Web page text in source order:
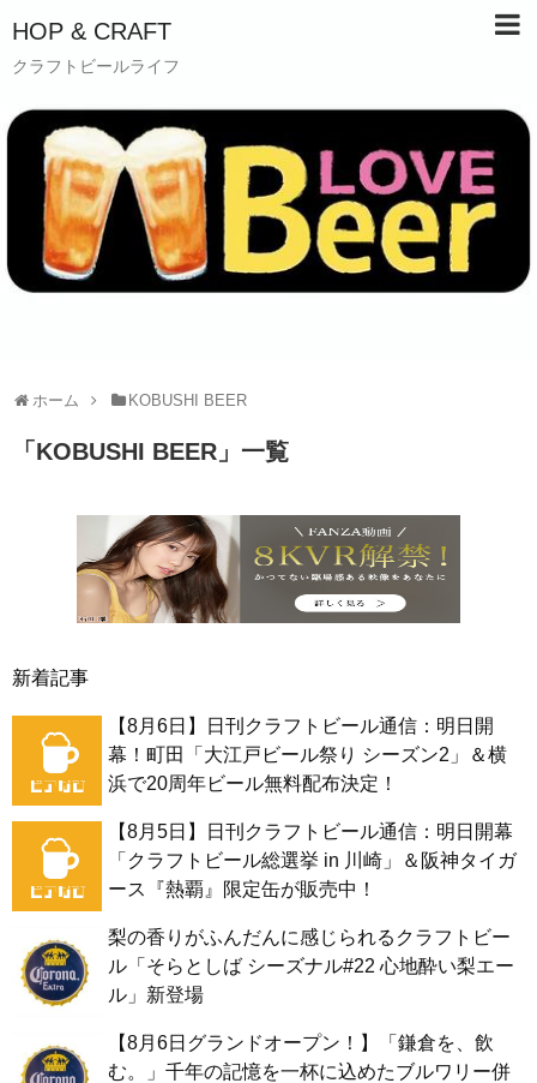
HOP & CRAFT
クラフトビールライフ
ホーム KOBUSHI BEER
「 KOBUSHI BEER 」 一覧
新着記事
【8月6日】日刊クラフトビール通信：明日開
幕！町田「大江戸ビール祭り シーズン2」＆横
浜で20周年ビール無料配布決定！
【8月5日】日刊クラフトビール通信：明日開幕
「クラフトビール総選挙 in 川崎」＆阪神タイガ
ース『熱覇』限定缶が販売中！
梨の香りがふんだんに感じられるクラフトビー
ル「そらとしば シーズナル#22 心地酔い梨エー
ル」新登場
【8月6日グランドオープン！】「鎌倉を、飲
む。」千年の記憶を一杯に込めたブルワリー併